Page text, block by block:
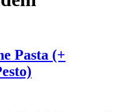
Pasta (+